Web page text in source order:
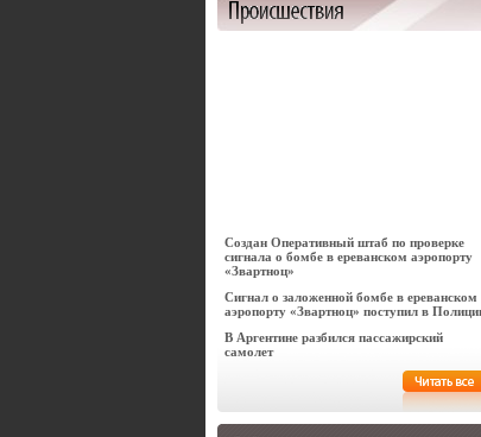
Создан Оперативный штаб по проверке
сигнала о бомбе в ереванском аэропорту
«Звартноц»
Сигнал о заложенной бомбе в ереванском
аэропорту «Звартноц» поступил в
В Аргентине разбился пассажирский
самолет